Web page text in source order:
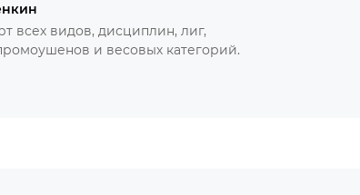
всех видов, дисциплин, лиг,
и весовых категорий.